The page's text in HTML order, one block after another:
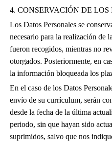
4. CONSERVACIÓN DE LOS
Los Datos Personales se
necesario para la realización de
fueron recogidos, mientras no
otorgados. Posteriormente, en
la información bloqueada los
En el caso de los Datos
envío de su currículum, serán
desde la fecha de la última
periodo, sin que hayan sido
suprimidos, salvo que nos